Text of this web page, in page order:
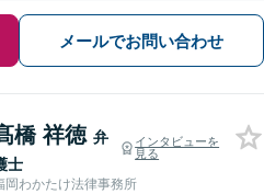
メールでお問い合わせ
橋 祥徳 弁
士
インタビューを
見る
岡わかたけ法律事務所